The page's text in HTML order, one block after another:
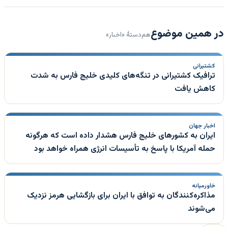
در همین موضوعهم‌دستهٔ «اخبار»
کشتیرانی
ترافیک کشتیرانی در تنگه‌های کلیدی خلیج فارس به شدت
کاهش یافت
اخبار جهان
ایران به کشورهای خلیج فارس هشدار داده است که هرگونه
حمله آمریکا با پاسخ به تأسیسات انرژی همراه خواهد بود
خاورمیانه
مذاکره‌کنندگان به توافق با ایران برای بازگشایی هرمز نزدیک
می‌شوند